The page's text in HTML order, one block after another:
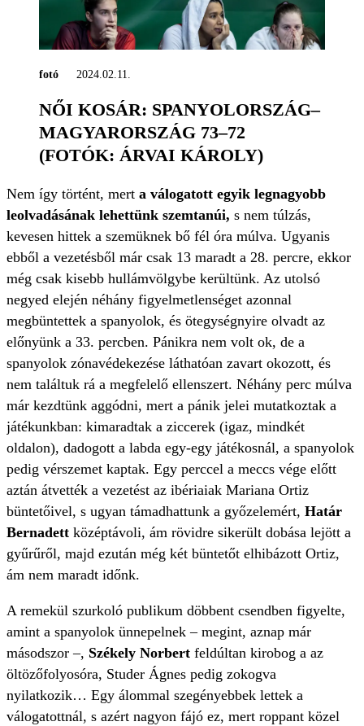
fotó 2024.02.11.
NŐI KOSÁR: SPANYOLORSZÁG–
MAGYARORSZÁG 73–72
(FOTÓK: ÁRVAI KÁROLY)
Nem így történt, mert a válogatott egyik legnagyobb
leolvadásának lehettünk szemtanúi, s nem túlzás,
kevesen hittek a szemüknek bő fél óra múlva. Ugyanis
ebből a vezetésből már csak 13 maradt a 28. percre, ekkor
még csak kisebb hullámvölgybe kerültünk. Az utolsó
negyed elején néhány figyelmetlenséget azonnal
megbüntettek a spanyolok, és ötegységnyire olvadt az
előnyünk a 33. percben. Pánikra nem volt ok, de a
spanyolok zónavédekezése láthatóan zavart okozott, és
nem találtuk rá a megfelelő ellenszert. Néhány perc múlva
már kezdtünk aggódni, mert a pánik jelei mutatkoztak a
játékunkban: kimaradtak a ziccerek (igaz, mindkét
oldalon), dadogott a labda egy-egy játékosnál, a spanyolok
pedig vérszemet kaptak. Egy perccel a meccs vége előtt
aztán átvették a vezetést az ibériaiak Mariana Ortiz
büntetőivel, s ugyan támadhattunk a győzelemért, Határ
Bernadett középtávoli, ám rövidre sikerült dobása lejött a
gyűrűről, majd ezután még két büntetőt elhibázott Ortiz,
ám nem maradt időnk.
A remekül szurkoló publikum döbbent csendben figyelte,
amint a spanyolok ünnepelnek – megint, aznap már
másodszor –, Székely Norbert feldúltan kirobog a az
öltözőfolyosóra, Studer Ágnes pedig zokogva
nyilatkozik… Egy álommal szegényebbek lettek a
válogatottnál, s azért nagyon fájó ez, mert roppant közel